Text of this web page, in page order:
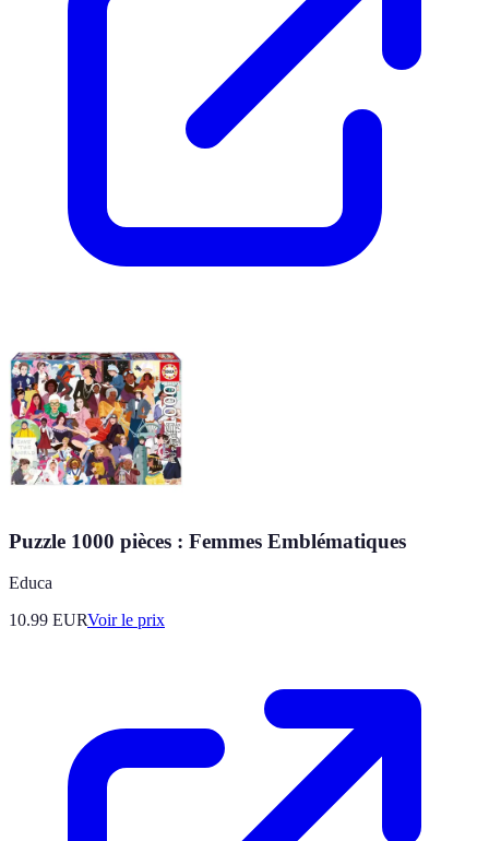
Puzzle 1000 pièces : Femmes Emblématiques
Educa
10.99 EURVoir le prix